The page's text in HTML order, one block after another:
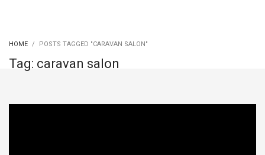
HOME POSTS TAGGED "CARAVAN SALON"
Tag: caravan salon